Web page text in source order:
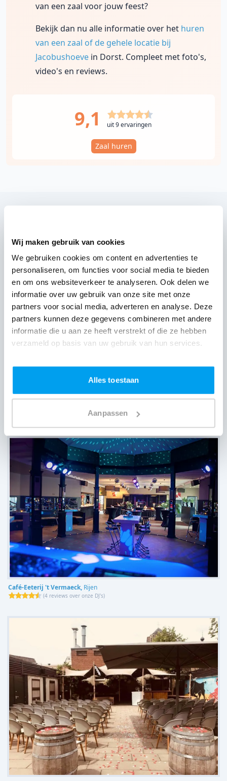
Wij maken gebruik van cookies
We gebruiken cookies om content en advertenties te
personaliseren, om functies voor social media te bieden
en om ons websiteverkeer te analyseren. Ook delen we
informatie over uw gebruik van onze site met onze
partners voor social media, adverteren en analyse. Deze
partners kunnen deze gegevens combineren met andere
informatie die u aan ze heeft verstrekt of die ze hebben
verzameld op basis van uw gebruik van hun services.
Alles toestaan
Aanpassen
van een zaal voor jouw feest?
Bekijk dan nu alle informatie over het huren
van een zaal of de gehele locatie bij
Jacobushoeve in Dorst. Compleet met foto's,
video's en reviews.
9,1 uit 9 ervaringen
Zaal huren
Lees reviews van onze DJ's op jouw locatie
8 reviews over onze DJ's )
Café-Eeterij 't Vermaeck, Rijen
(4 reviews over onze DJ's)